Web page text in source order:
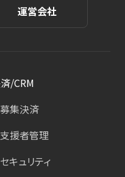
運営会社
/CRM
募集決済
支援者管理
セキュリティ